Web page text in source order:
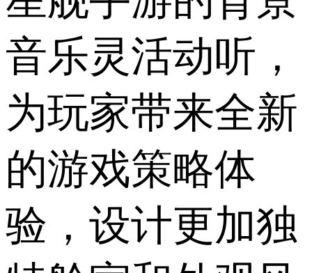
音乐灵活动听，
为玩家带来全新
的游戏策略体
验，设计更加独